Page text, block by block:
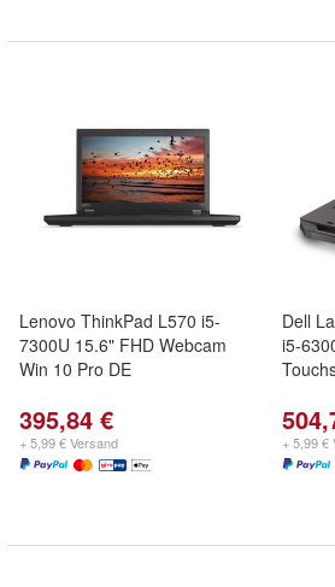
Lenovo ThinkPad L570 i5-
7300U 15.6" FHD Webcam
Win 10 Pro DE
395,84 €
+ 5,99 € Versand
Dell
i5-
+ 5,99 €